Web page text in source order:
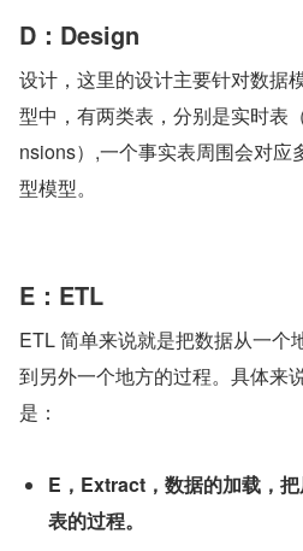
D：Design
设计，这里的设计主要针对数据
型中，有两类表，分别是实时表
nsions）,一个事实表周围会对应
型模型。
E：ETL
ETL 简单来说就是把数据从一个
到另外一个地方的过程。具体来
是：
E，Extract，数据的加载，
表的过程。